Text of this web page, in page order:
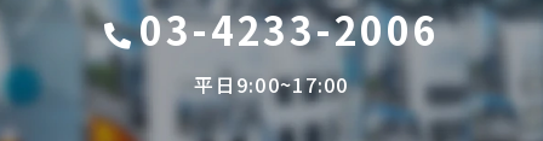
03-4233-2006
平日9:00~17:00